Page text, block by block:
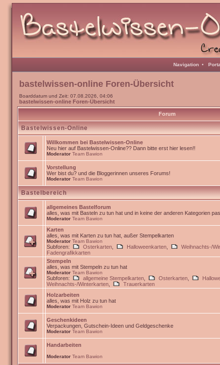
Navigation •
bastelwissen-online Foren-Übersicht
Boarddatum und Zeit: 07.08.2026, 04:06
bastelwissen-online Foren-Übersicht
Forum
Bastelwissen-Online
Willkommen bei Bastelwissen-Online
Neu hier auf Bastelwissen-Online?? Dann bitte erst hier lesen!!
Moderator Team Bawion
Vorstellung
Wer bist du? und die Bloggerinnen unseres Forums!
Moderator Team Bawion
Bastelbereich
allgemeines Bastelforum
alles, was mit Basteln zu tun hat und in keine der anderen Kategorien
Moderator Team Bawion
Karten
alles, was mit Karten zu tun hat, außer Stempelkarten
Moderator Team Bawion
Subforen: Osterkarten Halloweenkarten
Weihnachts-/
Fadengrafikkarten
Stempeln
alles, was mit Stempeln zu tun hat
Moderator Team Bawion
Subforen: allgemeine Stempelkarten Osterkarten
Weihnachts-/Winterkarten
Trauerkarten
Holzarbeiten
alles, was mit Holz zu tun hat
Moderator Team Bawion
Geschenkideen
Verpackungen, Gutschein-Ideen und Geldgeschenke
Moderator Team Bawion
Handarbeiten
Moderator Team Bawion